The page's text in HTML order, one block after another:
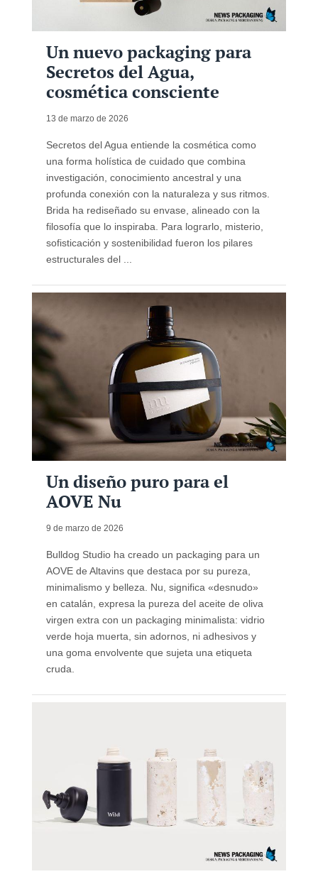
Un nuevo packaging para
Secretos del Agua,
cosmética consciente
13 de marzo de 2026
Secretos del Agua entiende la cosmética como
una forma holística de cuidado que combina
investigación, conocimiento ancestral y una
profunda conexión con la naturaleza y sus ritmos.
Brida ha rediseñado su envase, alineado con la
filosofía que lo inspiraba. Para lograrlo, misterio,
sofisticación y sostenibilidad fueron los pilares
estructurales del ...
Un diseño puro para el
AOVE Nu
9 de marzo de 2026
Bulldog Studio ha creado un packaging para un
AOVE de Altavins que destaca por su pureza,
minimalismo y belleza. Nu, significa «desnudo»
en catalán, expresa la pureza del aceite de oliva
virgen extra con un packaging minimalista: vidrio
verde hoja muerta, sin adornos, ni adhesivos y
una goma envolvente que sujeta una etiqueta
cruda.